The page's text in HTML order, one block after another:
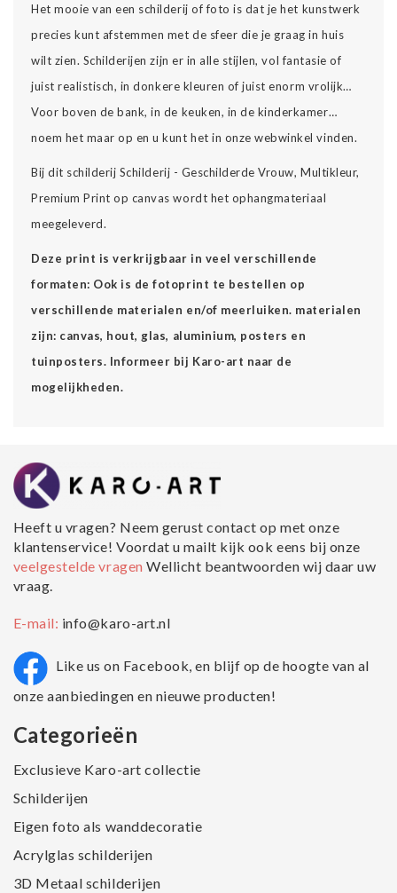
Het mooie van een schilderij of foto is dat je het kunstwerk
precies kunt afstemmen met de sfeer die je graag in huis
wilt zien. Schilderijen zijn er in alle stijlen, vol fantasie of
juist realistisch, in donkere kleuren of juist enorm vrolijk…
Voor boven de bank, in de keuken, in de kinderkamer…
noem het maar op en u kunt het in onze webwinkel vinden.
Bij dit schilderij Schilderij - Geschilderde Vrouw, Multikleur,
Premium Print op canvas wordt het ophangmateriaal
meegeleverd.
Deze print is verkrijgbaar in veel verschillende
formaten: Ook is de fotoprint te bestellen op
verschillende materialen en/of meerluiken. materialen
zijn: canvas, hout, glas, aluminium, posters en
tuinposters. Informeer bij Karo-art naar de
mogelijkheden.
Heeft u vragen? Neem gerust contact op met onze
klantenservice! Voordat u mailt kijk ook eens bij onze
veelgestelde vragenWellicht beantwoorden wij daar uw
vraag.
E-mail: info@karo-art.nl
Like us on Facebook, en blijf op de hoogte van al
onze aanbiedingen en nieuwe producten!
Categorieën
Exclusieve Karo-art collectie
Schilderijen
Eigen foto als wanddecoratie
Acrylglas schilderijen
3D Metaal schilderijen